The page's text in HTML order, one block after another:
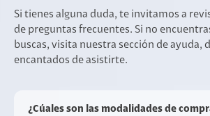
Si tienes alguna duda, te invitamos a
de preguntas frecuentes. Si no
buscas, visita nuestra sección de ayuda,
encantados de asistirte.
¿Cúales son las modalidades de